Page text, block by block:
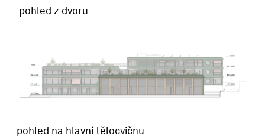
pohled z dvoru
pohled na hlavní tělocvičnu